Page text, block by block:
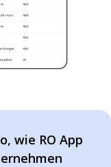
wie RO App